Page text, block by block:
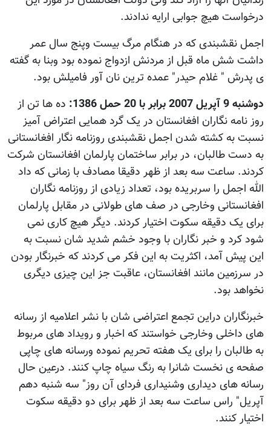
درخواست هیچ جوابی ارایه ندادند.
اجمل نقشبندی که در هنگام مرگ بیست وپنج سال عمر
داشت شش ماه قبل از مردنش ازدواج نموده بود وبنا به گفته
ی پدرش " غلام حیدر" عمده ترین نان آور فامیلش بود.
دوشنبه 9 آپریل 2007 برابر با 20 حمل 1386:
ده ها تن از
روز نامه نگاران افغانستان در یک گرد همایی اعتراض آمیز
نسبت به کشته شدن اجمل نقشبندی روزنامه نگار افغانستانی
به دست طالبان، در برابر ساختمان پارلمان افغانستان شرکت
کردند. ساعت سه بعد از ظهر دقیقا مصادف با زمانی که داد
الله اجمل را سربریده بود، تعداد زیادی از روزنامه نگاران
افغانستانی وخارجی در صف های طولانی در مقابل پارلمان
برای یک دقیقه سکوت اختیار کردند. دیگر هیچ کاری نمی
شود کرد و خبر نگاران با وجود خشم شدید شان نسبت به
این پیش آمد، اکثریت به این فکر می کردند که خبرنگار بودن
در سرزمین مانند افغانستان، عاقبت جز این چیزی دیگری
نخواهد بود.
خبرنگاران دراین تجمع اعتراضی شان با نشر اعلامیه از رسانه
های داخلی وخارجی خواستند که اخبار و رویداد های مربوط
به طالبان را برای یک هفته تحریم نموده ورسانه های چاپی
صفحه ی نخست شانرا به رنگ سیاه چاپ کنند. درعین حال
رسانه های دیداری وشنیداری فردای آن روز" سه شنبه دهم
آپریل" راس ساعت سه بعد از ظهر برای دو دقیقه سکوت
اختیار کنند.